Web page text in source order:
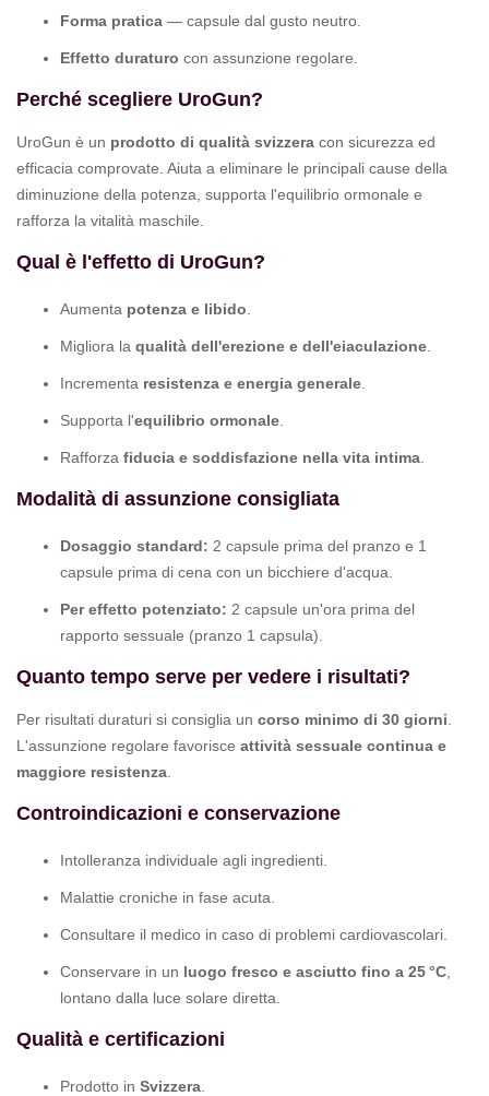
Forma pratica — capsule dal gusto neutro.
Effetto duraturo con assunzione regolare.
Perché scegliere UroGun?
UroGun è un prodotto di qualità svizzera con sicurezza ed
efficacia comprovate. Aiuta a eliminare le principali cause della
diminuzione della potenza, supporta l'equilibrio ormonale e
rafforza la vitalità maschile.
Qual è l'effetto di UroGun?
Aumenta potenza e libido
Migliora la qualità dell'erezione e dell'eiaculazione
Incrementa resistenza e energia generale
Supporta l'equilibrio ormonale
Rafforza fiducia e soddisfazione nella vita intima
Modalità di assunzione consigliata
Dosaggio standard: 2 capsule prima del pranzo e 1
capsule prima di cena con un bicchiere d'acqua.
Per effetto potenziato: 2 capsule un'ora prima del
rapporto sessuale (pranzo 1 capsula).
Quanto tempo serve per vedere i risultati?
Per risultati duraturi si consiglia un corso minimo di 30 giorni
L'assunzione regolare favorisce attività sessuale continua e
maggiore resistenza
Controindicazioni e conservazione
Intolleranza individuale agli ingredienti.
Malattie croniche in fase acuta.
Consultare il medico in caso di problemi cardiovascolari.
Conservare in un luogo fresco e asciutto fino a 25 °C
lontano dalla luce solare diretta.
Qualità e certificazioni
Prodotto in Svizzera